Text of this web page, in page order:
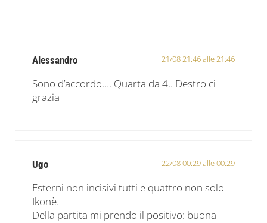
Alessandro 21/08 21:46 alle 21:46
Sono d’accordo…. Quarta da 4.. Destro ci
grazia
Ugo 22/08 00:29 alle 00:29
Esterni non incisivi tutti e quattro non solo
Ikonè.
Della partita mi prendo il positivo: buona